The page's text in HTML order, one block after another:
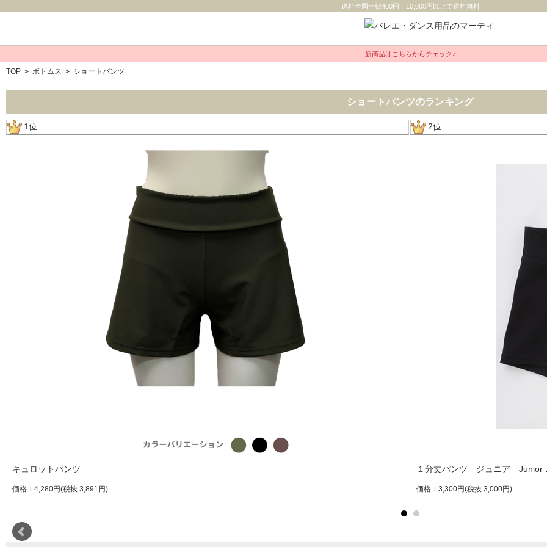
送料全国一律400円 10,000円以上で送料無料
新商品はこちらからチェック♪
TOP > ボトムス > ショートパンツ
ショートパンツのランキング
1位
キュロットパンツ
価格：4,280円(税抜 3,891円)
2位
１分丈パンツ ジュニア
価格：3,300円(税抜 3,000円)